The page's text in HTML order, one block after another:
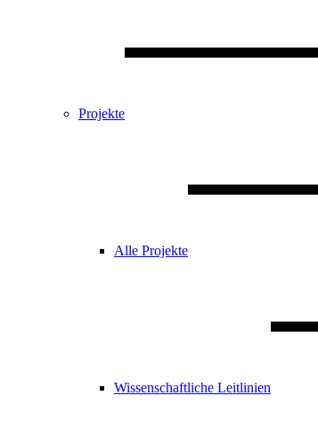
Projekte
Alle Projekte
Wissenschaftliche Leitlinien